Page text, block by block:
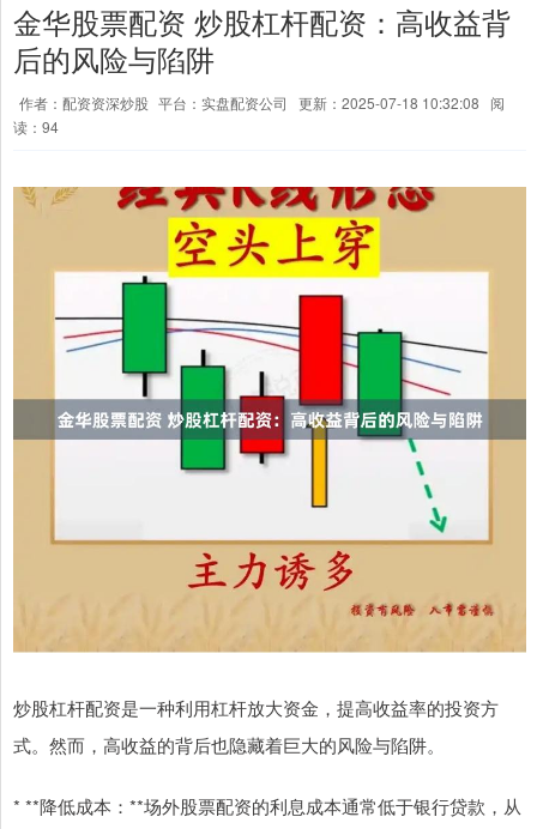
金华股票配资 炒股杠杆配资：高收益背
后的风险与陷阱
作者：配资资深炒股 平台：实盘配资公司 更新：2025-07-18 10:32:08
阅
读：94
炒股杠杆配资是一种利用杠杆放大资金，提高收益率的投资方
式。然而，高收益的背后也隐藏着巨大的风险与陷阱。
* **降低成本：**场外股票配资的利息成本通常低于银行贷款，从